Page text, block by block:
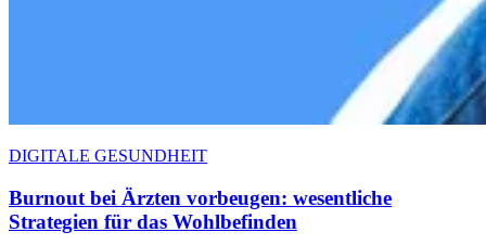
DIGITALE GESUNDHEIT
Burnout bei Ärzten vorbeugen: wesentliche
Strategien für das Wohlbefinden